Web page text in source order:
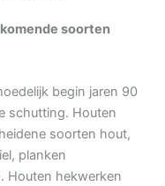
soorten
begin jaren 90
schutting. Houten
soorten hout,
planken
Houten hekwerken